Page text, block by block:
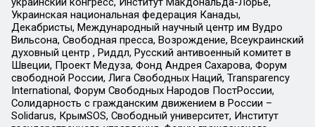
Украинская национальная федерация Канады,
Декабристы, Международный научный центр им Вудро
Вильсона, Свободная пресса, Возрождение, Всеукраинский
духовный центр , Риддл, Русский антивоенный комитет в
Швеции, Проект Медуза, Фонд Андрея Сахарова, Форум
свободной России, Лига Свободных Наций, Transparеncy
International, Форум Свободных Народов ПостРоссии,
Солидарность с гражданским движением в России –
Solidarus, КрымSOS, Свободный университет, Институт